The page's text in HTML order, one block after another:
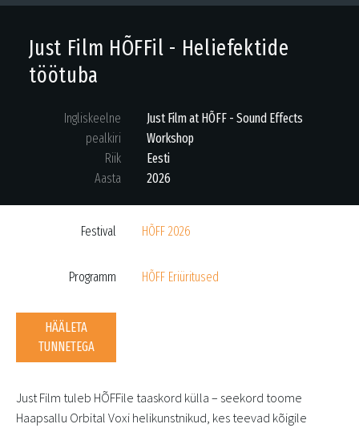
Just Film HÕFFil - Heliefektide
töötuba
Ingliskeelne
pealkiri
Just Film at HÕFF - Sound Effects
Workshop
Riik
Eesti
Aasta
2026
Festival HÕFF 2026
Programm HÕFF Eriüritused
HÄÄLETA
TUNNETEGA
Just Film tuleb HÕFFile taaskord külla – seekord toome
Haapsallu Orbital Voxi helikunstnikud, kes teevad kõigile